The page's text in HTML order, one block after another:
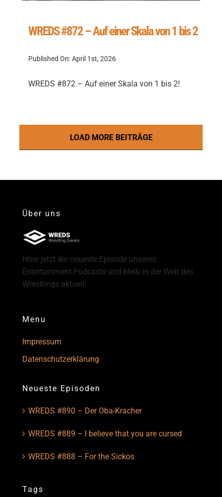
WREDS #872 – Auf einer Skala von 1 bis 2
Published On: April 1st, 2026
WREDS #872 – Auf einer Skala von 1 bis 2!
LOAD MORE BEITRÄGE
Über uns
Höre jetzt die neueste Episode unseres
Entertainment Podcasts und bleib in der Welt des
Wrestlings aktuell!
Menu
Impressum
Datenschutzerklärung
Neueste Episoden
WREDS #890 – Der Oba-Kracher
WREDS #889 – I believe that you are cursed
WREDS #888 – For the Sickos
Tags